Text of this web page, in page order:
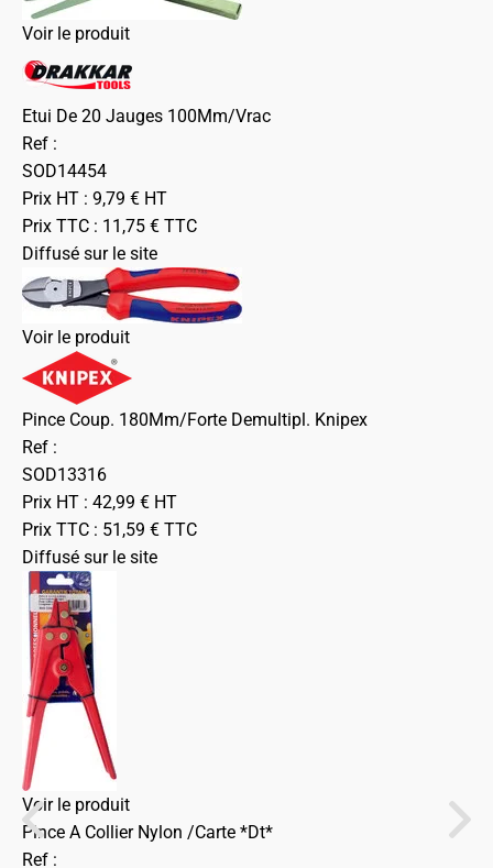
Voir le produit
Etui De 20 Jauges 100Mm/Vrac
Ref :
SOD14454
Prix HT : 9,79 € HT
Prix TTC : 11,75 € TTC
Diffusé sur le site
Voir le produit
Pince Coup. 180Mm/Forte Demultipl. Knipex
Ref :
SOD13316
Prix HT : 42,99 € HT
Prix TTC : 51,59 € TTC
Diffusé sur le site
Voir le produit
Pince A Collier Nylon /Carte *Dt*
Ref :